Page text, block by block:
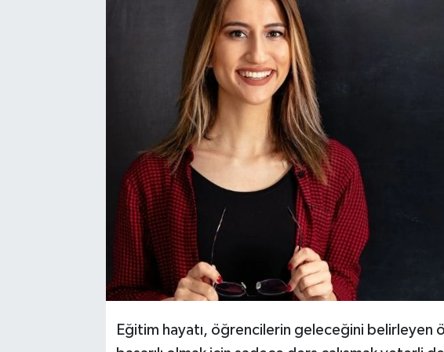
Eğitim hayatı, öğrencilerin geleceğini belirleyen